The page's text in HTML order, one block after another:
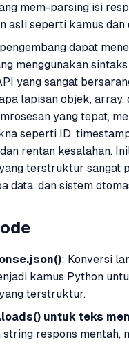
mem-parsing isi
asli seperti kamus dan
dapat
menggunakan
yang sangat
lapisan objek, array,
yang tepat,
seperti ID,
rentan kesalahan.
terstruktur sangat
data, dan sistem
: Konversi
kamus Python
terstruktur.
untuk teks
string respons mentah,